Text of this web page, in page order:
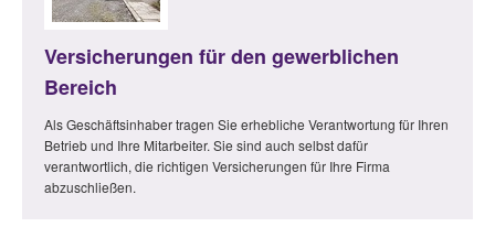
Versicherungen für den gewerblichen
Bereich
Als Geschäftsinhaber tragen Sie erhebliche Verantwortung für Ihren
Betrieb und Ihre Mitarbeiter. Sie sind auch selbst dafür
verantwortlich, die richtigen Versicherungen für Ihre Firma
abzuschließen.